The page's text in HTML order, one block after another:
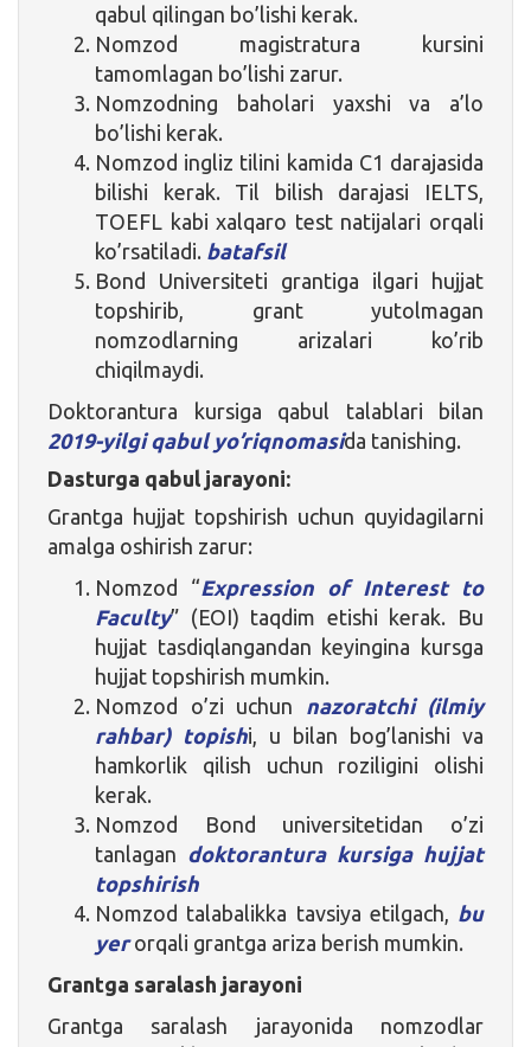
qabul qilingan bo’lishi kerak.
Nomzod magistratura kursini
tamomlagan bo’lishi zarur.
Nomzodning baholari yaxshi va a’lo
bo’lishi kerak.
Nomzod ingliz tilini kamida C1 darajasida
bilishi kerak. Til bilish darajasi IELTS,
TOEFL kabi xalqaro test natijalari orqali
ko’rsatiladi. batafsil
Bond Universiteti grantiga ilgari hujjat
topshirib, grant yutolmagan
nomzodlarning arizalari ko’rib
chiqilmaydi.
Doktorantura kursiga qabul talablari bilan
2019-yilgi qabul yo’riqnomasida tanishing.
Dasturga qabul jarayoni:
Grantga hujjat topshirish uchun quyidagilarni
amalga oshirish zarur:
Nomzod “Expression of Interest to
Faculty” (EOI) taqdim etishi kerak. Bu
hujjat tasdiqlangandan keyingina kursga
hujjat topshirish mumkin.
Nomzod o’zi uchun
nazoratchi (ilmiy
rahbar) topishi, u bilan bog’lanishi va
hamkorlik qilish uchun roziligini olishi
kerak.
Nomzod Bond universitetidan o’zi
tanlagan doktorantura kursiga hujjat
topshirish
Nomzod talabalikka tavsiya etilgach, bu
yerorqali grantga ariza berish mumkin.
Grantga saralash jarayoni
Grantga saralash jarayonida nomzodlar